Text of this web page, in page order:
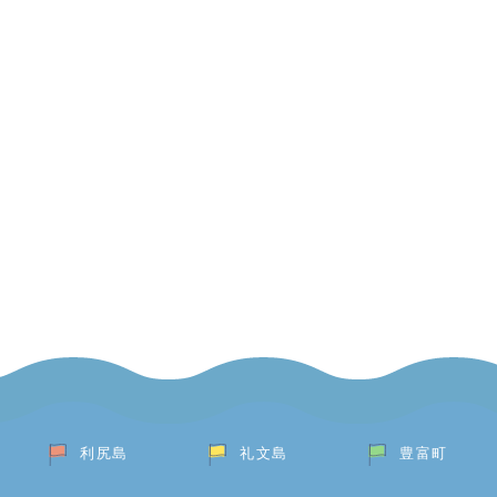
利尻島 礼文島 豊富町